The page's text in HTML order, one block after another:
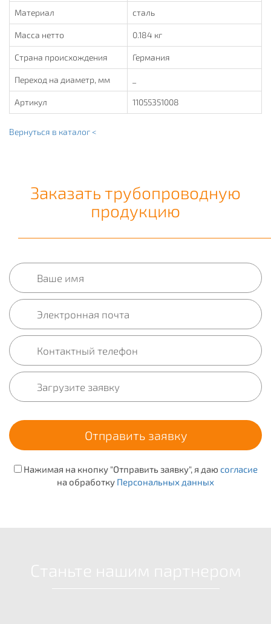
Материал сталь
Масса нетто 0.184 кг
Страна происхождения Германия
Переход на диаметр, мм
Артикул 11055351008
Вернуться в каталог <
Заказать трубопроводную
продукцию
Нажимая на кнопку "Отправить заявку", я даю согласие
на обработку Персональных данных